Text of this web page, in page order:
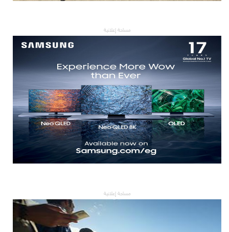
مساحة إعلانية
مساحة إعلانية